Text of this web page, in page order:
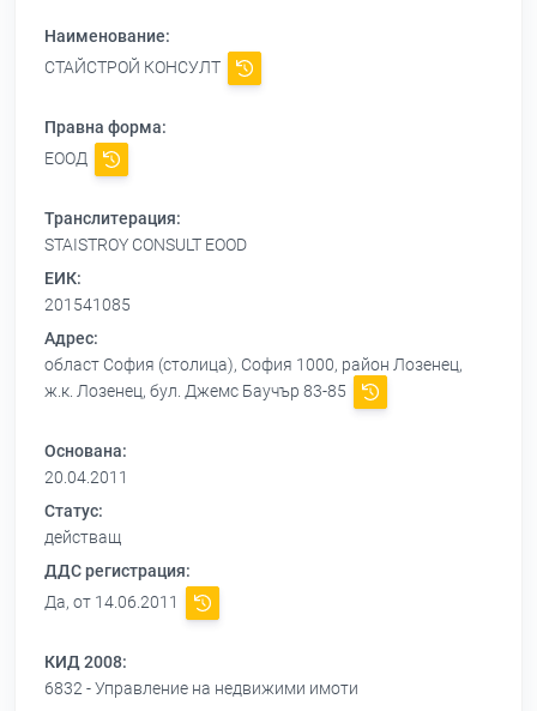
Наименование:
СТАЙСТРОЙ КОНСУЛТ
Правна форма:
ЕООД
Транслитерация:
STAISTROY CONSULT EOOD
ЕИК:
201541085
Адрес:
област София (столица), София 1000, район Лозенец,
ж.к. Лозенец, бул. Джемс Баучър 83-85
Основана:
20.04.2011
Статус:
действащ
ДДС регистрация:
Да, от 14.06.2011
КИД 2008:
6832 - Управление на недвижими имоти